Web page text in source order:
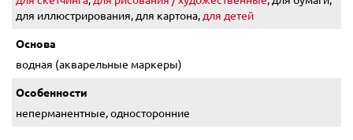
для иллюстрирования, для картона, для детей
Основа
водная (акварельные маркеры)
Особенности
неперманентные, односторонние